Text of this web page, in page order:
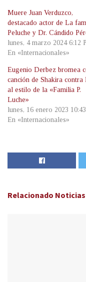
Muere Juan Verduzco,
destacado actor de La
Peluche y Dr. Cándido
lunes, 4 marzo 2024 6:12
En «Internacionales»
Eugenio Derbez bromea
canción de Shakira contra
al estilo de la «Familia P.
Luche»
lunes, 16 enero 2023
En «Internacionales»
Relacionado Noticias